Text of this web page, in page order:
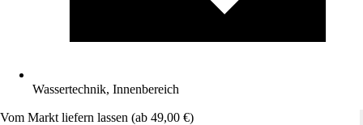
Wassertechnik, Innenbereich
Vom Markt liefern lassen (ab 49,00 €)